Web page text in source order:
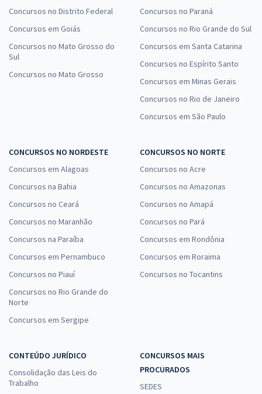
Concursos no Distrito Federal
Concursos em Goiás
Concursos no Mato Grosso do
Sul
Concursos no Mato Grosso
Concursos no Paraná
Concursos no Rio Grande do Sul
Concursos em Santa Catarina
Concursos no Espírito Santo
Concursos em Minas Gerais
Concursos no Rio de Janeiro
Concursos em São Paulo
CONCURSOS NO NORDESTE
Concursos em Alagoas
Concursos na Bahia
Concursos no Ceará
Concursos no Maranhão
Concursos na Paraíba
Concursos em Pernambuco
Concursos no Piauí
Concursos no Rio Grande do
Norte
Concursos em Sergipe
CONCURSOS NO NORTE
Concursos no Acre
Concursos no Amazonas
Concursos no Amapá
Concursos no Pará
Concursos em Rondônia
Concursos em Roraima
Concursos no Tocantins
CONTEÚDO JURÍDICO
Consolidação das Leis do
Trabalho
CONCURSOS MAIS
PROCURADOS
SEDES